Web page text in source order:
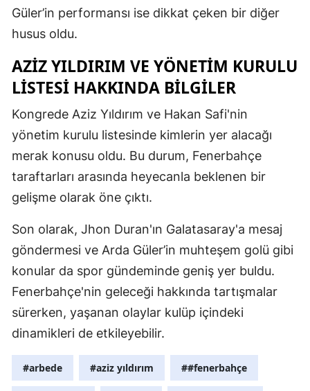
Rize
Samsun
Sinop
Sivas
Tekirdağ
Trabzon
Tunceli
Şanlıurfa
Van
Yozgat
Güler’in performansı ise dikkat çeken bir diğer
husus oldu.
AZIZ YILDIRIM VE YÖNETIM KURULU
LISTESI HAKKINDA BILGILER
Kongrede Aziz Yıldırım ve Hakan Safi'nin
yönetim kurulu listesinde kimlerin yer alacağı
merak konusu oldu. Bu durum, Fenerbahçe
taraftarları arasında heyecanla beklenen bir
gelişme olarak öne çıktı.
Son olarak, Jhon Duran'ın Galatasaray'a mesaj
göndermesi ve Arda Güler’in muhteşem golü gibi
konular da spor gündeminde geniş yer buldu.
Fenerbahçe'nin geleceği hakkında tartışmalar
sürerken, yaşanan olaylar kulüp içindeki
dinamikleri de etkileyebilir.
#arbede #aziz yıldırım ##fenerbahçe